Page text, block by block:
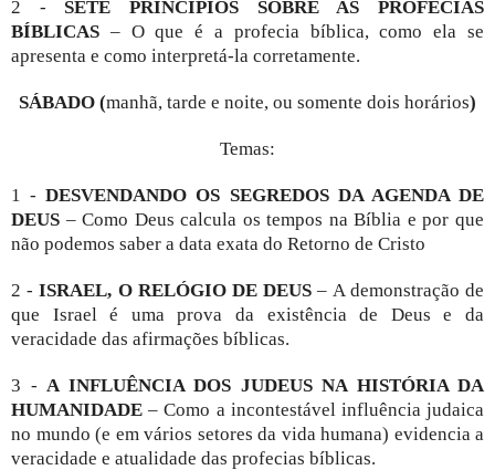
2 - SETE PRINCIPIOS SOBRE AS PROFECIAS
BÍBLICAS – O que é a profecia bíblica, como ela se
apresenta e como interpretá-la corretamente.
SÁBADO (manhã, tarde e noite, ou somente dois horários)
Temas:
1 -DESVENDANDO OS SEGREDOS DA AGENDA DE
DEUS – Como Deus calcula os tempos na Bíblia e por que
não podemos saber a data exata do Retorno de Cristo
2 -ISRAEL, O RELÓGIO DE DEUS – A demonstração de
que Israel é uma prova da existência de Deus e da
veracidade das afirmações bíblicas.
3 - A INFLUÊNCIA DOS JUDEUS NA HISTÓRIA DA
HUMANIDADE – Como a incontestável influência judaica
no mundo (e em vários setores da vida humana) evidencia a
veracidade e atualidade das profecias bíblicas.